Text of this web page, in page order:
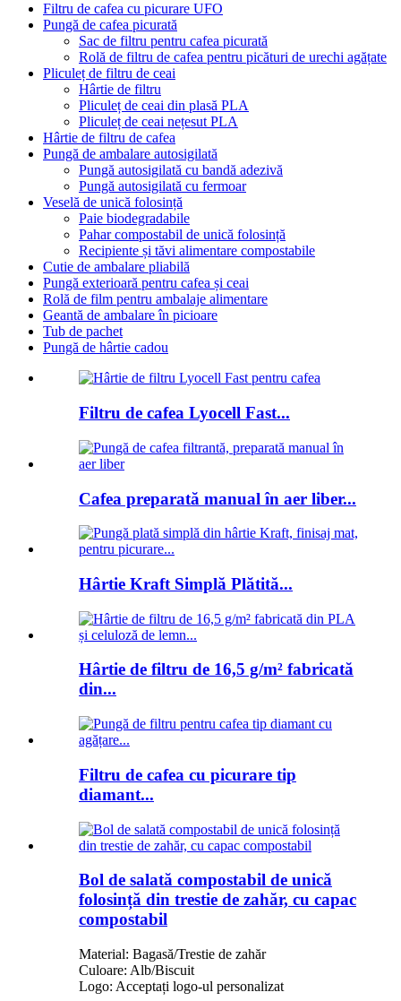
Filtru de cafea cu picurare UFO
Pungă de cafea picurată
Sac de filtru pentru cafea picurată
Rolă de filtru de cafea pentru picături de urechi agățate
Pliculeț de filtru de ceai
Hârtie de filtru
Pliculeț de ceai din plasă PLA
Pliculeț de ceai nețesut PLA
Hârtie de filtru de cafea
Pungă de ambalare autosigilată
Pungă autosigilată cu bandă adezivă
Pungă autosigilată cu fermoar
Veselă de unică folosință
Paie biodegradabile
Pahar compostabil de unică folosință
Recipiente și tăvi alimentare compostabile
Cutie de ambalare pliabilă
Pungă exterioară pentru cafea și ceai
Rolă de film pentru ambalaje alimentare
Geantă de ambalare în picioare
Tub de pachet
Pungă de hârtie cadou
Filtru de cafea Lyocell Fast...
Cafea preparată manual în aer liber...
Hârtie Kraft Simplă Plătită...
Hârtie de filtru de 16,5 g/m² fabricată
din...
Filtru de cafea cu picurare tip
diamant...
Bol de salată compostabil de unică
folosință din trestie de zahăr, cu capac
compostabil
Material: Bagasă/Trestie de zahăr
Culoare: Alb/Biscuit
Logo: Acceptați logo-ul personalizat